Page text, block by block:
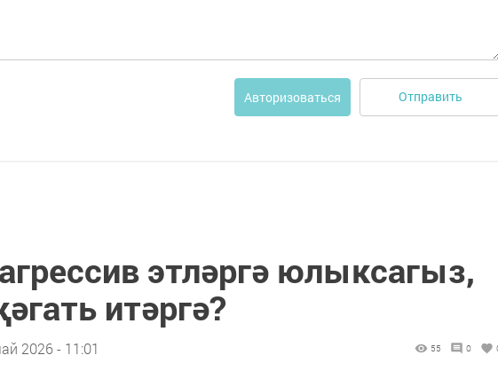
Авторизоваться Отправить
этләргә юлыксагыз,
итәргә?
2026 - 11:01 55 0